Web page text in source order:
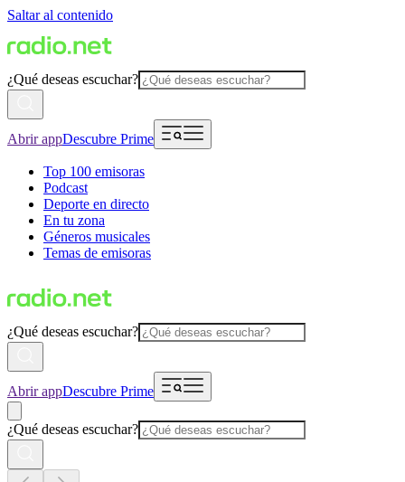
Saltar al contenido
¿Qué deseas escuchar?
Abrir appDescubre Prime
Top 100 emisoras
Podcast
Deporte en directo
En tu zona
Géneros musicales
Temas de emisoras
¿Qué deseas escuchar?
Abrir appDescubre Prime
¿Qué deseas escuchar?